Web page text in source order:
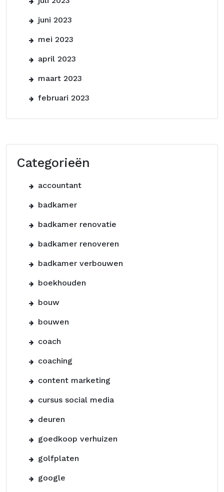
juni 2023
mei 2023
april 2023
maart 2023
februari 2023
Categorieën
accountant
badkamer
badkamer renovatie
badkamer renoveren
badkamer verbouwen
boekhouden
bouw
bouwen
coach
coaching
content marketing
cursus social media
deuren
goedkoop verhuizen
golfplaten
google